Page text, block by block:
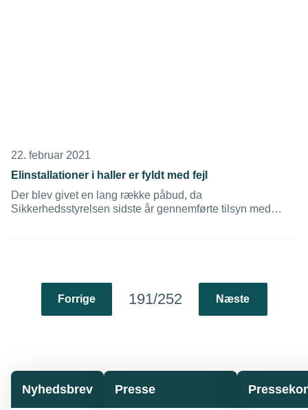
22. februar 2021
Elinstallationer i haller er fyldt med fejl
Der blev givet en lang række påbud, da
Sikkerhedsstyrelsen sidste år gennemførte tilsyn med
Forrige 191/252 Næste
Nyhedsbrev Presse